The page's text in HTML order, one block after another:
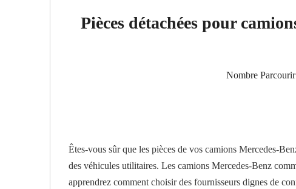
Pièces détachées pour
Nombre
Êtes-vous sûr que les pièces de vos camions Mercedes-
des véhicules utilitaires. Les camions Mercedes-Benz
apprendrez comment choisir des fournisseurs dignes de